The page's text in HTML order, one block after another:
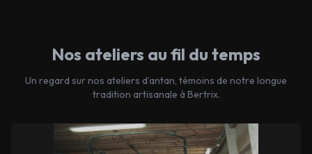
Nos ateliers au fil du temps
Un regard sur nos ateliers d’antan, témoins de notre longue
tradition artisanale à Bertrix.